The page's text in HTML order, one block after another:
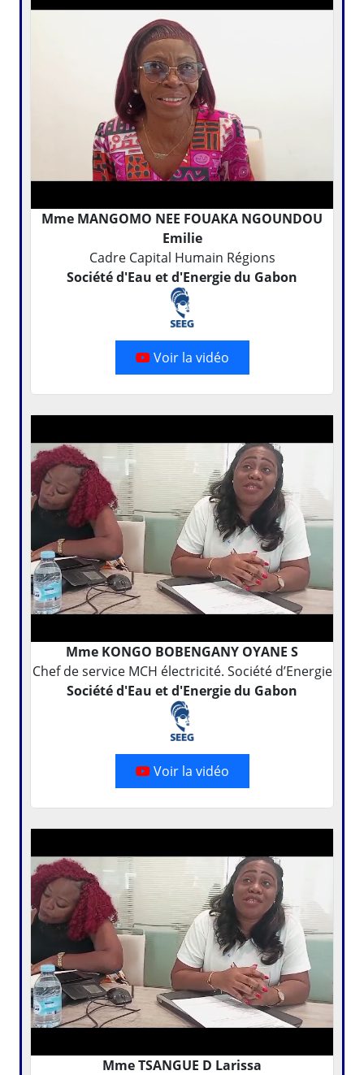
Mme MANGOMO NEE FOUAKA NGOUNDOU
Emilie
Cadre Capital Humain Régions
Société d'Eau et d'Energie du Gabon
Voir la vidéo
Mme KONGO BOBENGANY OYANE S
Chef de service MCH électricité. Société d’Energie
Société d'Eau et d'Energie du Gabon
Voir la vidéo
Mme TSANGUE D Larissa